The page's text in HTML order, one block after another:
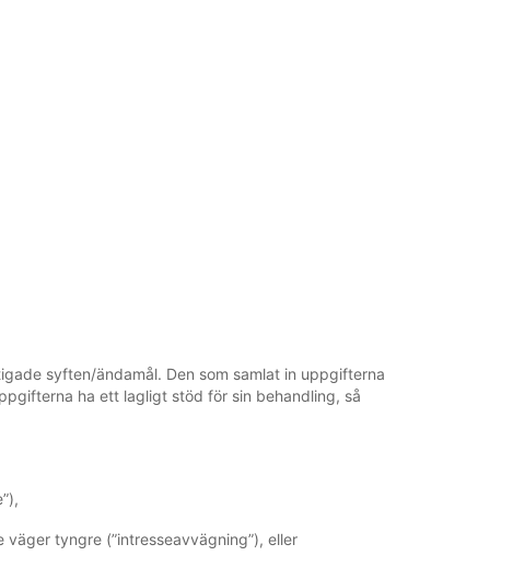
syften/ändamål. Den som samlat in uppgifterna
ha ett lagligt stöd för sin behandling, så
tyngre (”intresseavvägning”), eller